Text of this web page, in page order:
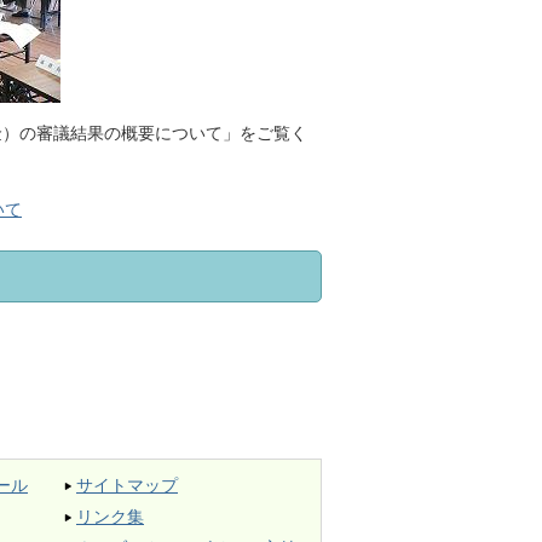
審議結果の概要について」をご覧く
て
ル
サイトマップ
リンク集